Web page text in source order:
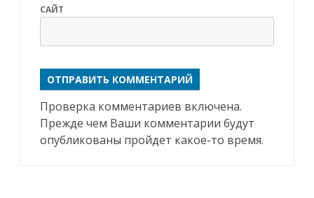
САЙТ
Проверка комментариев включена.
Прежде чем Ваши комментарии будут
опубликованы пройдет какое-то время.